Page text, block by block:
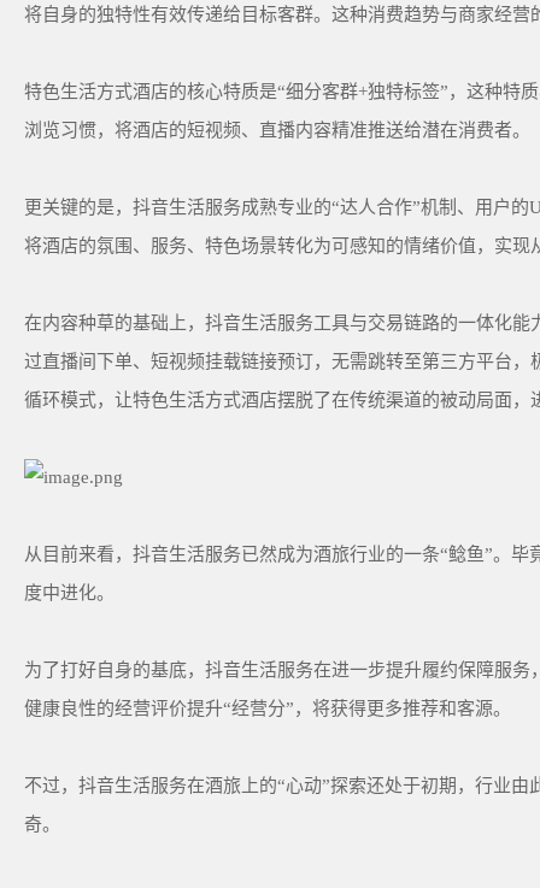
将自身的独特性有效传递给目标客群。这种消费趋势与商家经
特色生活方式酒店的核心特质是“细分客群+独特标签”，这种特
浏览习惯，将酒店的短视频、直播内容精准推送给潜在消费者。
更关键的是，抖音生活服务成熟专业的“达人合作”机制、用户
将酒店的氛围、服务、特色场景转化为可感知的情绪价值，实现
在内容种草的基础上，抖音生活服务工具与交易链路的一体化
过直播间下单、短视频挂载链接预订，无需跳转至第三方平台
循环模式，让特色生活方式酒店摆脱了在传统渠道的被动局面，
从目前来看，抖音生活服务已然成为酒旅行业的一条“鲶鱼”。
度中进化。
为了打好自身的基底，抖音生活服务在进一步提升履约保障服
健康良性的经营评价提升“经营分”，将获得更多推荐和客源。
不过，抖音生活服务在酒旅上的“心动”探索还处于初期，行业
奇。